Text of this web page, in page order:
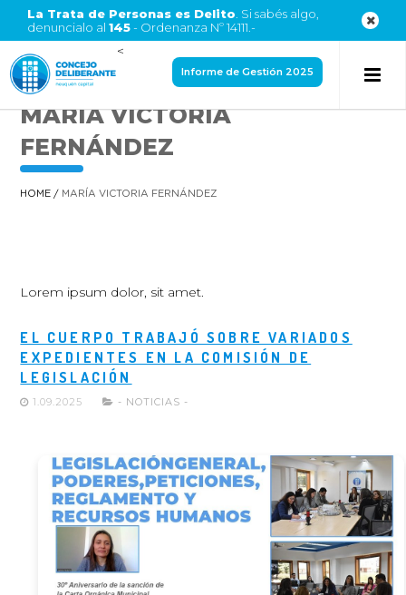
La Trata de Personas es Delito . Si sabés algo,
denuncialo al 145- Ordenanza Nº 14111.-
<
Informe de Gestión 2025
MARÍA VICTORIA
FERNÁNDEZ
HOME / MARÍA VICTORIA FERNÁNDEZ
Lorem ipsum dolor, sit amet.
EL CUERPO TRABAJÓ SOBRE VARIADOS
EXPEDIENTES EN LA COMISIÓN DE
LEGISLACIÓN
1.09.2025 - NOTICIAS -